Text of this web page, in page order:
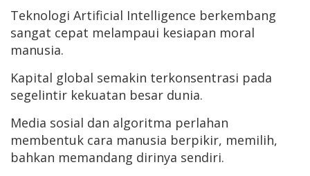
Teknologi Artificial Intelligence berkembang
sangat cepat melampaui kesiapan moral
manusia.
Kapital global semakin terkonsentrasi pada
segelintir kekuatan besar dunia.
Media sosial dan algoritma perlahan
membentuk cara manusia berpikir, memilih,
bahkan memandang dirinya sendiri.